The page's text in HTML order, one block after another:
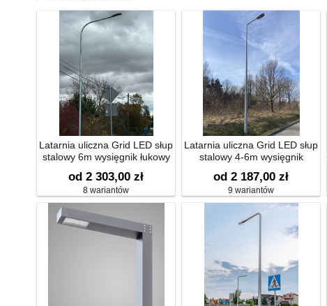
Latarnia uliczna Grid LED słup
stalowy 6m wysięgnik łukowy
od 2 303,00 zł
8 wariantów
Latarnia uliczna Grid LED słup
stalowy 4-6m wysięgnik
od 2 187,00 zł
9 wariantów